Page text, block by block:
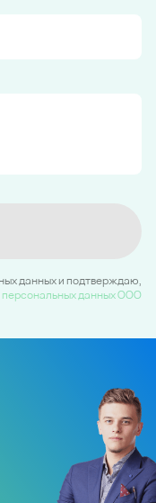
данных и подтверждаю,
персональных данных ООО